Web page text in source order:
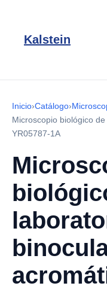
Kalstein
Inicio›Catálogo›
Microscopio biológico
YR05787-1A